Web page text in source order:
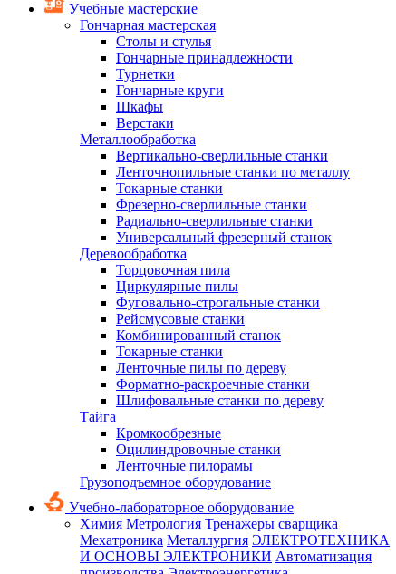
Учебные мастерские
Гончарная мастерская
Столы и стулья
Гончарные принадлежности
Турнетки
Гончарные круги
Шкафы
Верстаки
Металлообработка
Вертикально-сверлильные станки
Ленточнопильные станки по металлу
Токарные станки
Фрезерно-сверлильные станки
Радиально-сверлильные станки
Универсальный фрезерный станок
Деревообработка
Торцовочная пила
Циркулярные пилы
Фуговально-строгальные станки
Рейсмусовые станки
Комбинированный станок
Токарные станки
Ленточные пилы по дереву
Форматно-раскроечные станки
Шлифовальные станки по дереву
Тайга
Кромкообрезные
Оцилиндровочные станки
Ленточные пилорамы
Грузоподъемное оборудование
Учебно-лабораторное оборудование
Химия Метрология Тренажеры сварщика
Мехатроника Металлургия ЭЛЕКТРОТЕХНИКА
И ОСНОВЫ ЭЛЕКТРОНИКИ Автоматизация